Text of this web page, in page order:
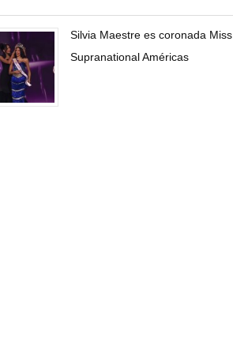
Silvia Maestre es coronada Miss
Supranational Américas